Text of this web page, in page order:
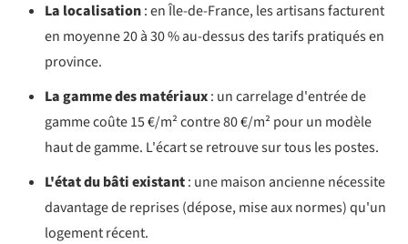
La localisation: en Île-de-France, les artisans facturent
en moyenne 20 à 30 % au-dessus des tarifs pratiqués en
province.
La gamme des matériaux: un carrelage d'entrée de
gamme coûte 15 €/m² contre 80 €/m² pour un modèle
haut de gamme. L'écart se retrouve sur tous les postes.
L'état du bâti existant: une maison ancienne nécessite
davantage de reprises (dépose, mise aux normes) qu'un
logement récent.